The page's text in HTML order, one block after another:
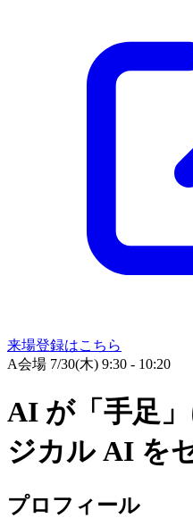
来場登録はこちら
A会場 7/30(木) 9:30 - 10:20
AI が「手足
ジカル AI を
プロフィール